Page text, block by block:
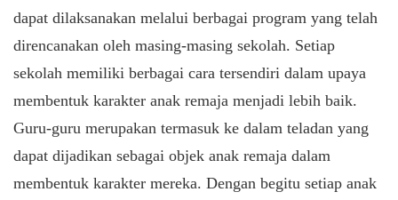
dapat dilaksanakan melalui berbagai program yang telah
direncanakan oleh masing-masing sekolah. Setiap
sekolah memiliki berbagai cara tersendiri dalam upaya
membentuk karakter anak remaja menjadi lebih baik.
Guru-guru merupakan termasuk ke dalam teladan yang
dapat dijadikan sebagai objek anak remaja dalam
membentuk karakter mereka. Dengan begitu setiap anak